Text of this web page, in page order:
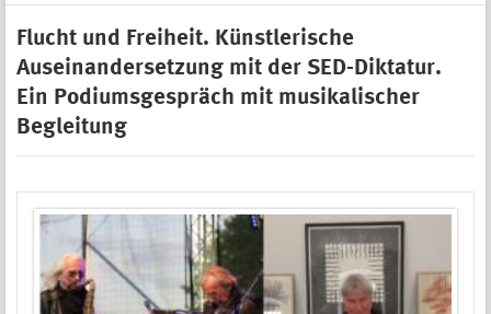
Flucht und Freiheit. Künstlerische
Auseinandersetzung mit der SED-Diktatur.
Ein Podiumsgespräch mit musikalischer
Begleitung